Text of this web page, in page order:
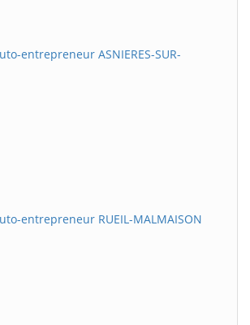
entrepreneur ASNIERES-SUR-
entrepreneur RUEIL-MALMAISON